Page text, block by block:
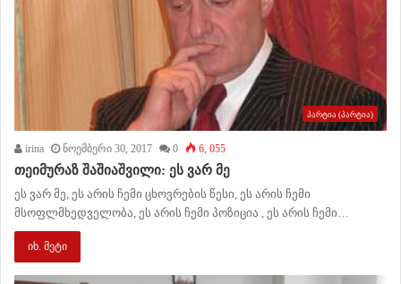
პარტია (პარტია)
irina ნოემბერი 30, 2017 0 6, 055
თეიმურაზ შაშიაშვილი: ეს ვარ მე
ეს ვარ მე, ეს არის ჩემი ცხოვრების წესი, ეს არის ჩემი
მსოფლმხედველობა, ეს არის ჩემი პოზიცია , ეს არის ჩემი…
იხ. მეტი